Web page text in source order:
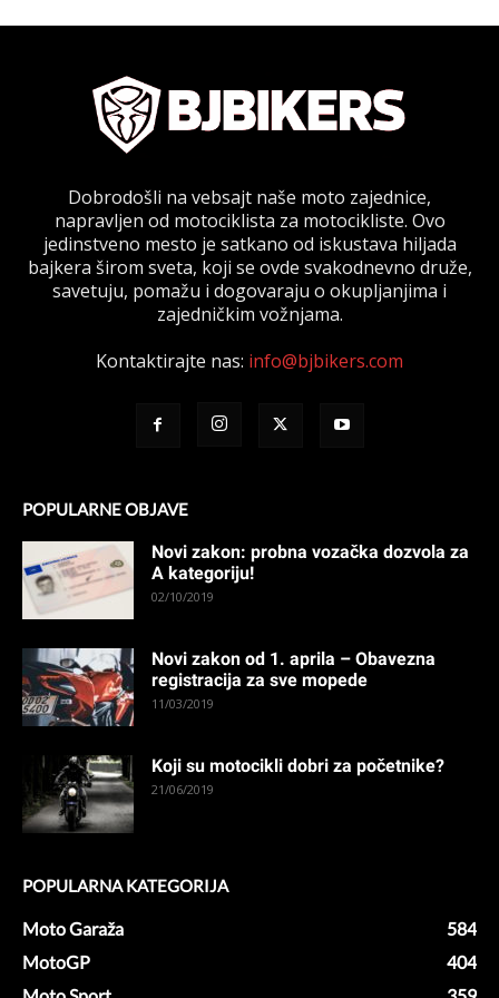
Dobrodošli na vebsajt naše moto zajednice,
napravljen od motociklista za motocikliste. Ovo
jedinstveno mesto je satkano od iskustava hiljada
bajkera širom sveta, koji se ovde svakodnevno druže,
savetuju, pomažu i dogovaraju o okupljanjima i
zajedničkim vožnjama.
Kontaktirajte nas: info@bjbikers.com
POPULARNE OBJAVE
Novi zakon: probna vozačka dozvola za
A kategoriju!
02/10/2019
Novi zakon od 1. aprila – Obavezna
registracija za sve mopede
11/03/2019
Koji su motocikli dobri za početnike?
21/06/2019
POPULARNA KATEGORIJA
Moto Garaža
584
MotoGP
404